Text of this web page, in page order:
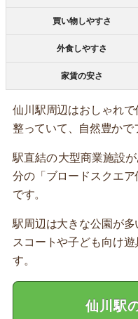
買い物しやすさ
外食しやすさ
家賃の安さ
仙川駅周辺はおしゃれ
整っていて、自然豊かで
駅直結の大型商業施設
分の「ブロードスクエ
です。
駅周辺は大きな公園が
スコートや子ども向け
す。
仙川駅